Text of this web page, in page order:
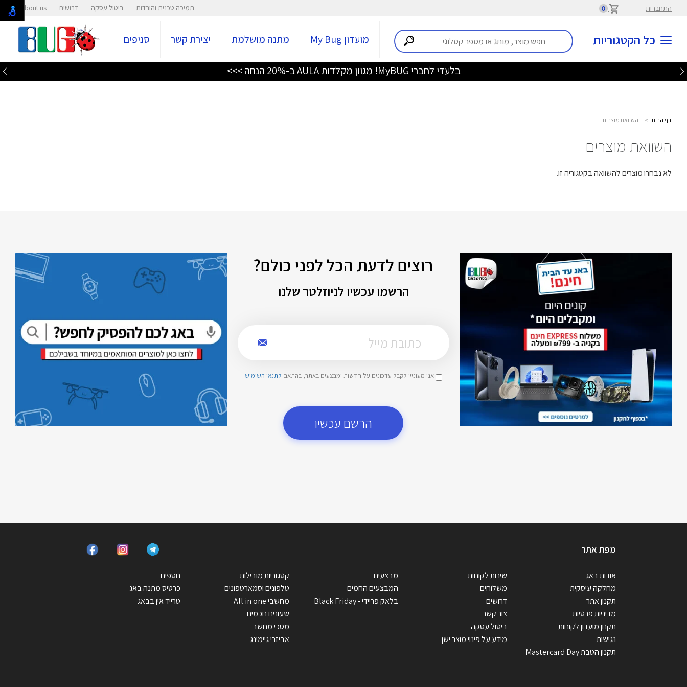
התחברות 0 תמיכה טכנית והורדות ביטול עסקה דרושים About us
כל הקטגוריות מועדון My Bug מתנה מושלמת יצירת קשר סניפים
בלעדי לחברי MyBUG! מגוון מקלדות AULA ב-20% הנחה >>>
דף הבית > השוואת מוצרים
השוואת מוצרים
לא נבחרו מוצרים להשוואה בקטגוריה זו.
רוצים לדעת הכל לפני כולם?
הרשמו עכשיו לניוזלטר שלנו
אני מעוניין לקבל עדכונים על חדשות ומבצעים באתר, בהתאם לתנאי השימוש
הרשם עכשיו
מפת אתר
אודות באג
מחלקה עיסקית
תקנון אתר
מדיניות פרטיות
תקנון מועדון לקוחות
נגישות
תקנון הטבת Mastercard Day
שירות לקוחות
משלוחים
דרושים
צור קשר
ביטול עסקה
מידע על פינוי מוצר ישן
מבצעים
המבצעים החמים
בלאק פריידי - Black Friday
קטגוריות מובילות
טלפונים וסמארטפונים
מחשבי All in one
שעונים חכמים
מסכי מחשב
אביזרי גיימינג
נוספים
כרטיס מתנה באג
טרייד אין בבאג